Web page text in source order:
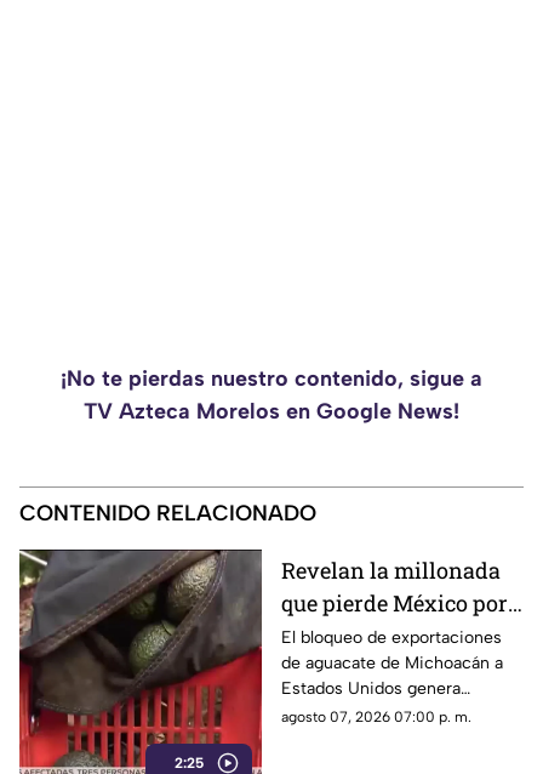
¡No te pierdas nuestro contenido, sigue a
TV Azteca Morelos en Google News!
CONTENIDO RELACIONADO
2:25
Revelan la millonada
que pierde México por
el bloqueo de Estados
Unidos al aguacate de
Michoacán
El bloqueo de exportaciones
de aguacate de Michoacán a
Estados Unidos genera
pérdidas millonarias.
agosto 07, 2026 07:00 p. m.